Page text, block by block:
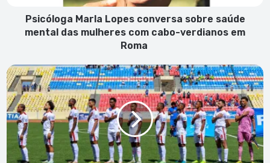
cabo-
Roma
Psicóloga Marla Lopes conversa sobre saúde
mental das mulheres com cabo-verdianos em
Roma
Cabo
Verde
conquista
mais
3
pontos
frente